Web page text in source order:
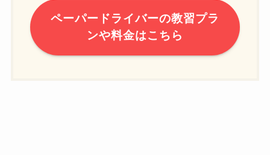
ペーパードライバーの教習プラ
ンや料金はこちら